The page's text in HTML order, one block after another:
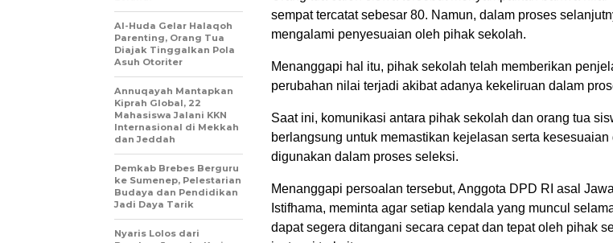
sempat tercatat sebesar 80. Namun, dalam proses
mengalami penyesuaian oleh pihak sekolah.
Menanggapi hal itu, pihak sekolah telah memberikan
perubahan nilai terjadi akibat adanya kekeliruan dalam
Saat ini, komunikasi antara pihak sekolah dan orang tua
berlangsung untuk memastikan kejelasan serta kesesuaian
digunakan dalam proses seleksi.
Menanggapi persoalan tersebut, Anggota DPD RI asal
Istifhama, meminta agar setiap kendala yang muncul
dapat segera ditangani secara cepat dan tepat oleh pihak
Al-Huda Gelar Halaqoh
Parenting, Orang Tua
Diajak Tinggalkan Pola
Asuh Otoriter
Annuqayah Mantapkan
Kiprah Global, 22
Mahasiswa Jalani KKN
Internasional di Mekkah
dan Jeddah
Pemkab Brebes Berguru
ke Sumenep, Pelestarian
Budaya dan Pendidikan
Jadi Daya Tarik
Nyaris Lolos dari